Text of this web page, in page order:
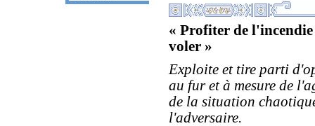
« Profiter de
voler »
Exploite et tire parti
au fur et à mesure de
de la situation
l'adversaire.